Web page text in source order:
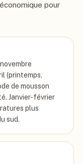
pour
(printemps,
de mousson
Janvier-février
plus
sud.